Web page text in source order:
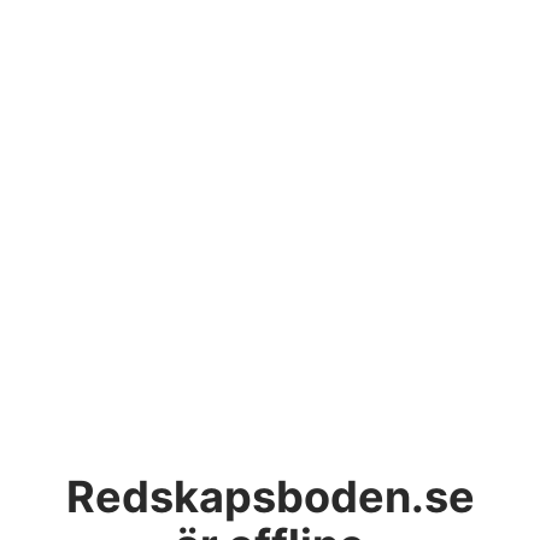
Redskapsboden.se